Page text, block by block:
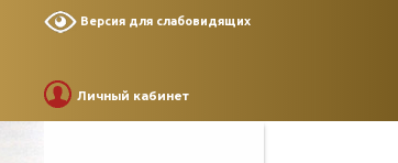
Версия для слабовидящих
Личный кабинет